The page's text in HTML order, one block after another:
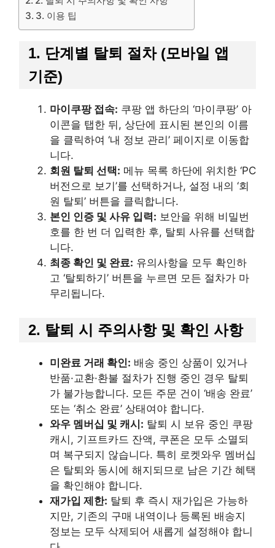
3. 이용 팁
1. 단계별 탈퇴 절차 (모바일 앱
기준)
마이쿠팡 접속: 쿠팡 앱 하단의 ‘마이쿠팡’ 아
이콘을 탭한 뒤, 상단에 표시된 본인의 이름
을 클릭하여 ‘내 정보 관리’ 페이지로 이동합
니다.
회원 탈퇴 선택: 메뉴 목록 하단에 위치한 ‘PC
버전으로 보기’를 선택하거나, 설정 내의 ‘회
원 탈퇴’ 버튼을 클릭합니다.
본인 인증 및 사유 입력: 보안을 위해 비밀번
호를 한 번 더 입력한 후, 탈퇴 사유를 선택합
니다.
최종 확인 및 완료: 유의사항을 모두 확인하
고 ‘탈퇴하기’ 버튼을 누르면 모든 절차가 마
무리됩니다.
2. 탈퇴 시 주의사항 및 확인 사항
미완료 거래 확인: 배송 중인 상품이 있거나
반품·교환·환불 절차가 진행 중인 경우 탈퇴
가 불가능합니다. 모든 주문 건이 ‘배송 완료’
또는 ‘취소 완료’ 상태여야 합니다.
와우 멤버십 및 캐시: 탈퇴 시 보유 중인 쿠팡
캐시, 기프트카드 잔액, 쿠폰은 모두 소멸되
며 복구되지 않습니다. 특히 로켓와우 멤버십
은 탈퇴와 동시에 해지되므로 남은 기간 혜택
을 확인해야 합니다.
재가입 제한: 탈퇴 후 즉시 재가입은 가능하
지만, 기존의 구매 내역이나 등록된 배송지
정보는 모두 삭제되어 새롭게 설정해야 합니